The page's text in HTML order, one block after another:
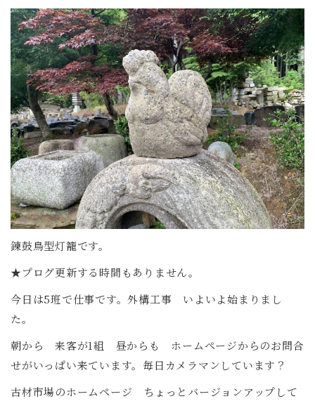
錬鼓鳥型灯籠です。
★プログ更新する時間もありません。
今日は5班で仕事です。外構工事 いよいよ始まりまし
た。
朝から 来客が1組 昼からも ホームページからのお問合
せがいっぱい来ています。毎日カメラマンしています？
古材市場のホームページ ちょっとバージョンアップして